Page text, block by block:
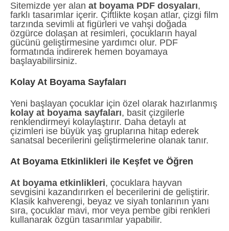
Sitemizde yer alan at boyama PDF dosyaları,
farklı tasarımlar içerir. Çiftlikte koşan atlar, çizgi film
tarzında sevimli at figürleri ve vahşi doğada
özgürce dolaşan at resimleri, çocukların hayal
gücünü geliştirmesine yardımcı olur. PDF
formatında indirerek hemen boyamaya
başlayabilirsiniz.
Kolay At Boyama Sayfaları
Yeni başlayan çocuklar için özel olarak hazırlanmış
kolay at boyama sayfaları, basit çizgilerle
renklendirmeyi kolaylaştırır. Daha detaylı at
çizimleri ise büyük yaş gruplarına hitap ederek
sanatsal becerilerini geliştirmelerine olanak tanır.
At Boyama Etkinlikleri ile Keşfet ve Öğren
At boyama etkinlikleri, çocuklara hayvan
sevgisini kazandırırken el becerilerini de geliştirir.
Klasik kahverengi, beyaz ve siyah tonlarının yanı
sıra, çocuklar mavi, mor veya pembe gibi renkleri
kullanarak özgün tasarımlar yapabilir.